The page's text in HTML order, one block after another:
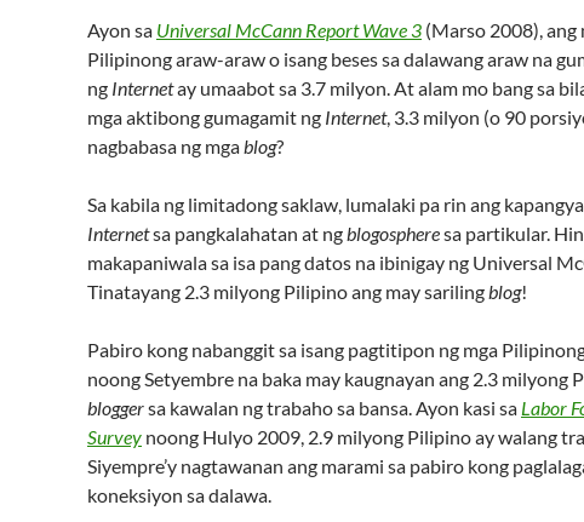
Ayon sa Universal McCann Report Wave 3 (Marso 2008), ang
Pilipinong araw-araw o isang beses sa dalawang araw na
ng Internetay umaabot sa 3.7 milyon. At alam mo bang sa
mga aktibong gumagamit ng Internet, 3.3 milyon (o 90
nagbabasa ng mgablog?
Sa kabila ng limitadong saklaw, lumalaki pa rin ang
Internetsa pangkalahatan at ngblogospheresa partikular.
makapaniwala sa isa pang datos na ibinigay ng Universal
Tinatayang 2.3 milyong Pilipino ang may sarilingblog!
Pabiro kong nabanggit sa isang pagtitipon ng mga
noong Setyembre na baka may kaugnayan ang 2.3 milyong
bloggersa kawalan ng trabaho sa bansa. Ayon kasi sa Labor
Survey noong Hulyo 2009, 2.9 milyong Pilipino ay walang
Siyempre’y nagtawanan ang marami sa pabiro kong
koneksiyon sa dalawa.